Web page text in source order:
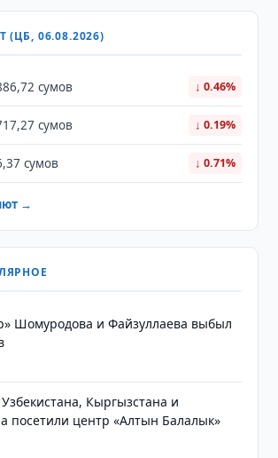
06.08.2026)
сумов ↓ 0.46%
сумов ↓ 0.19%
сумов ↓ 0.71%
→
Шомуродова и Файзуллаева выбыл
Кыргызстана и
посетили центр «Алтын Балалык»